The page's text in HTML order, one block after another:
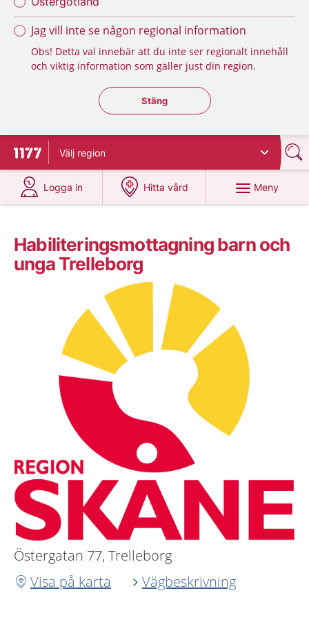
Jag vill inte se någon regional information
Obs! Detta val innebär att du inte ser regionalt innehåll
och viktig information som gäller just din region.
Stäng regionsväljaren
Stäng
Till startsidan för 1177
Välj region
Logga in
på 1177.se
Hitta vård
på 1177.se
Meny
Habiliteringsmottagning barn och
unga Trelleborg
Östergatan 77, Trelleborg
Visa på karta
Vägbeskrivning